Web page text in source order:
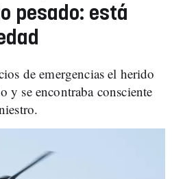
pesado: está
de emergencias el herido
y se encontraba consciente